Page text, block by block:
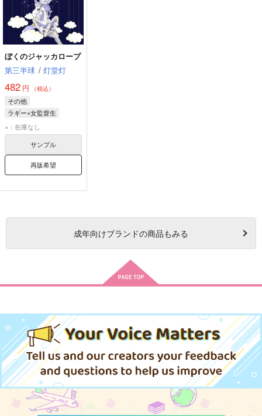
ぼくのジャッカロープ
第三半球 / 灯堂灯
482 円 （税込）
その他
ラギー×女監督生
ラギー・ブッチ
女監督生
×：在庫なし
サンプル
再販希望
成年向けブランドの商品もみる